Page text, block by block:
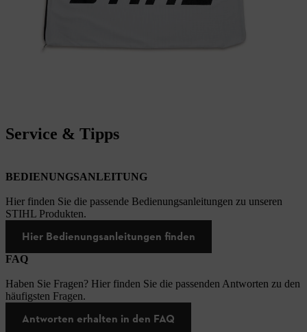
Service & Tipps
BEDIENUNGSANLEITUNG
Hier finden Sie die passende Bedienungsanleitungen zu unseren
STIHL Produkten.
Hier Bedienungsanleitungen finden
FAQ
Haben Sie Fragen? Hier finden Sie die passenden Antworten zu den
häufigsten Fragen.
Antworten erhalten in den FAQ